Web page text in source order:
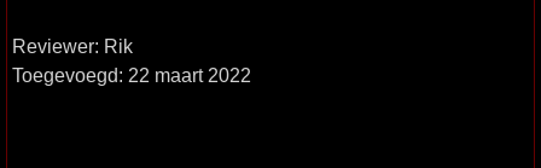
Reviewer: Rik
Toegevoegd: 22 maart 2022